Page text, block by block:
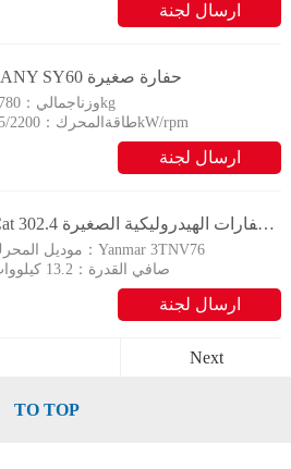
ارسال لجنة
SANY SY60 حفارة صغيرة
وزناجمالي：5780kg
طاقةالمحرك：45/2200kW/rpm
ارسال لجنة
Cat الحفارات الهيدروليكية الصغيرة 302.4D
موديل المحرك：Yanmar 3TNV76
صافي القدرة： 13.2 كيلووات
ارسال لجنة
Next
TO TOP